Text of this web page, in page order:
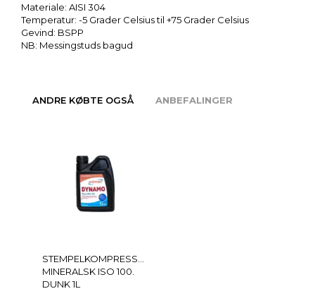
Materiale: AISI 304
Temperatur: -5 Grader Celsius til +75 Grader Celsius
Gevind: BSPP
NB: Messingstuds bagud
ANDRE KØBTE OGSÅ ANBEFALINGER
STEMPELKOMPRESSOROLIE
MINERALSK ISO 100.
DUNK 1L